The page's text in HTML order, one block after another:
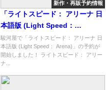
新作・再販予約情報
「ライトスピード： アリーナ 日
本語版 (Light Speed：
Arena)」の概略と予約購入可能
なショップ紹介！
駿河屋で「ライトスピード： アリーナ 日
本語版 (Light Speed： Arena)」の予約が
開始しました！ ライトスピード： アリー
ナ...